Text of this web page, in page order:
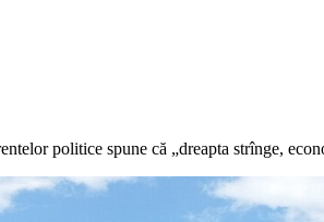
politice spune că „dreapta strînge,